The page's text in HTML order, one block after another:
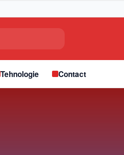
Tehnologie Contact